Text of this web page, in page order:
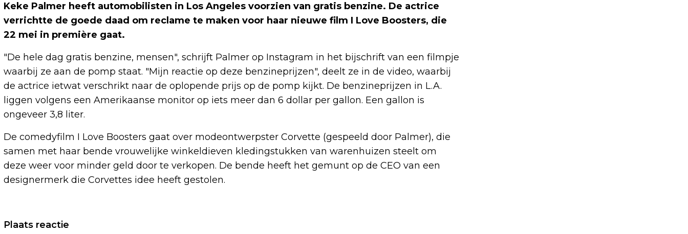
Keke Palmer heeft automobilisten in Los Angeles voorzien van gratis benzine. De actrice
verrichtte de goede daad om reclame te maken voor haar nieuwe film I Love Boosters, die
22 mei in première gaat.
"De hele dag gratis benzine, mensen", schrijft Palmer op Instagram in het bijschrift van een filmpje
waarbij ze aan de pomp staat. "Mijn reactie op deze benzineprijzen", deelt ze in de video, waarbij
de actrice ietwat verschrikt naar de oplopende prijs op de pomp kijkt. De benzineprijzen in L.A.
liggen volgens een Amerikaanse monitor op iets meer dan 6 dollar per gallon. Een gallon is
ongeveer 3,8 liter.
De comedyfilm I Love Boosters gaat over modeontwerpster Corvette (gespeeld door Palmer), die
samen met haar bende vrouwelijke winkeldieven kledingstukken van warenhuizen steelt om
deze weer voor minder geld door te verkopen. De bende heeft het gemunt op de CEO van een
designermerk die Corvettes idee heeft gestolen.
Vorig artikel
Plaats reactie